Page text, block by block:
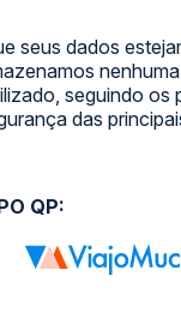
seus dados
seguindo os
das
QP: